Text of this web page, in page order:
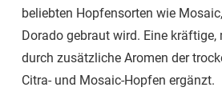
beliebten Hopfensorten wie
Dorado gebraut wird. Eine kräftige,
durch zusätzliche Aromen der
Citra- und Mosaic-Hopfen ergänzt.